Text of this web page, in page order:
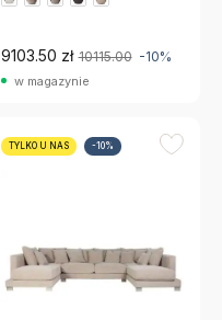
9103.50 zł 10115.00 -10%
w magazynie
TYLKO U NAS -10%